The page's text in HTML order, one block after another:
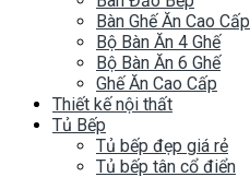
Bàn Ghế Ăn Cao Cấp
Bộ Bàn Ăn 4 Ghế
Bộ Bàn Ăn 6 Ghế
Ghế Ăn Cao Cấp
Thiết kế nội thất
Tủ Bếp
Tủ bếp đẹp giá rẻ
Tủ bếp tân cổ điển